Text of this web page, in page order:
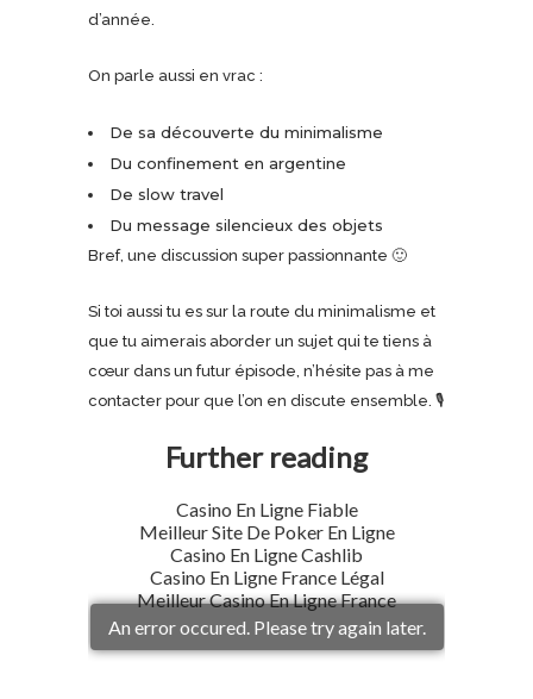
d’année.
On parle aussi en vrac :
De sa découverte du minimalisme
Du confinement en argentine
De slow travel
Du message silencieux des objets
Bref, une discussion super passionnante 🙂
Si toi aussi tu es sur la route du minimalisme et
que tu aimerais aborder un sujet qui te tiens à
cœur dans un futur épisode, n’hésite pas à me
contacter pour que l’on en discute ensemble. 🎙